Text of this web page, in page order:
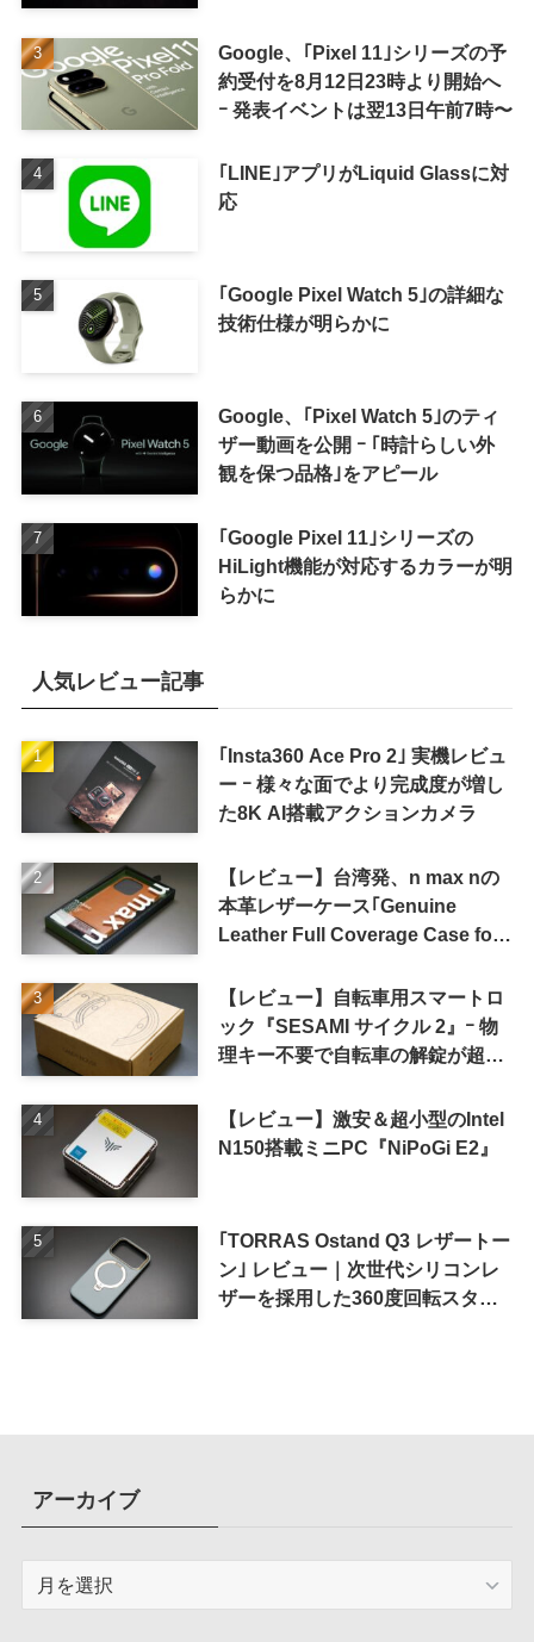
Google、｢Pixel 11｣シリーズの予
約受付を8月12日23時より開始へ
ｰ 発表イベントは翌13日午前7時〜
｢LINE｣アプリがLiquid Glassに対
応
｢Google Pixel Watch 5｣の詳細な
技術仕様が明らかに
Google、｢Pixel Watch 5｣のティ
ザー動画を公開 ｰ ｢時計らしい外
観を保つ品格｣をアピール
｢Google Pixel 11｣シリーズの
HiLight機能が対応するカラーが明
らかに
人気レビュー記事
｢Insta360 Ace Pro 2｣ 実機レビュ
ー ｰ 様々な面でより完成度が増し
た8K AI搭載アクションカメラ
【レビュー】台湾発、n max nの
本革レザーケース｢Genuine
Leather Full Coverage Case for
【レビュー】自転車用スマートロ
ック『SESAMI サイクル 2』ｰ 物
理キー不要で自転車の解錠が超簡
【レビュー】激安＆超小型のIntel
N150搭載ミニPC『NiPoGi E2』
｢TORRAS Ostand Q3 レザートー
ン｣ レビュー｜次世代シリコンレ
ザーを採用した360度回転スタン
アーカイブ